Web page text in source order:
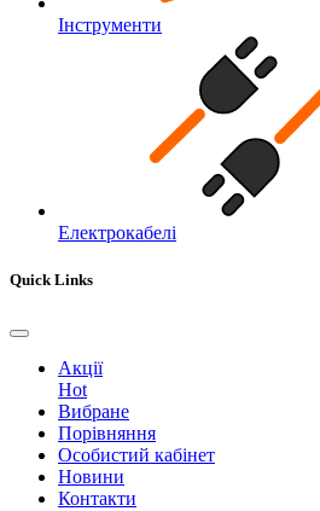
Інструменти
Електрокабелі
Quick Links
Акції
Hot
Вибране
Порівняння
Особистий кабінет
Новини
Контакти